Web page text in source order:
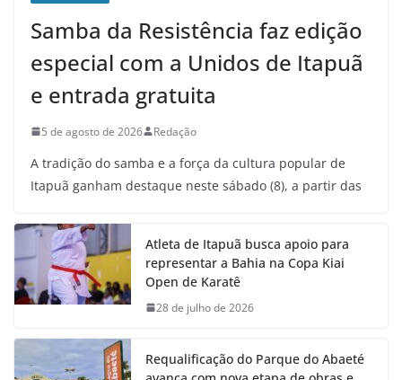
Samba da Resistência faz edição
especial com a Unidos de Itapuã
e entrada gratuita
5 de agosto de 2026 Redação
A tradição do samba e a força da cultura popular de
Itapuã ganham destaque neste sábado (8), a partir das
Atleta de Itapuã busca apoio para
representar a Bahia na Copa Kiai
Open de Karatê
28 de julho de 2026
Requalificação do Parque do Abaeté